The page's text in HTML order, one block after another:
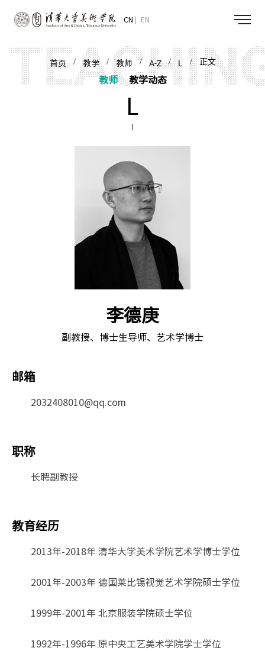
CN EN
首页/教学/教师 / A-Z/L / 正文
教师 教学动态
L
李德庚
副教授、博士生导师、艺术学博士
邮箱
2032408010@qq.com
职称
长聘副教授
教育经历
2013年-2018年 清华大学美术学院艺术学博士学位
2001年-2003年 德国莱比锡视觉艺术学院硕士学位
1999年-2001年 北京服装学院硕士学位
1992年-1996年 原中央工艺美术学院学士学位